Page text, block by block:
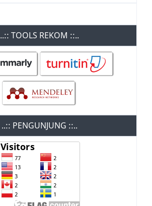
..:: TOOLS REKOM ::..
..:: PENGUNJUNG ::..